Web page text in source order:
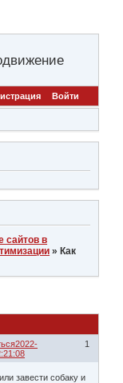
Войти
сайтов в
» Как
1
2022-
завести собаку и